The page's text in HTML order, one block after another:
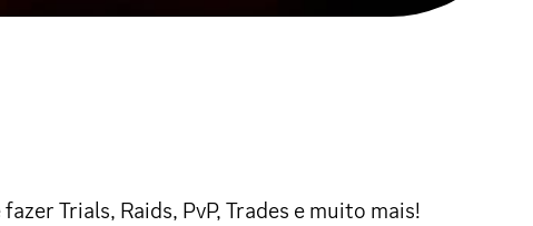
Trials, Raids, PvP, Trades e muito mais!